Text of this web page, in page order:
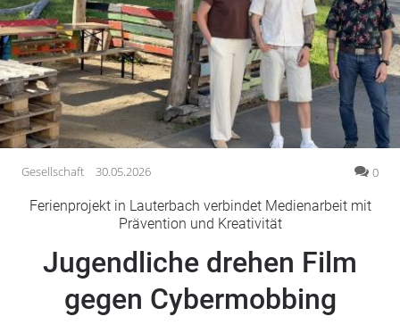
Gesundheit
Kultur
Lifestyle
Wirtschaft
Vogelsberg
Alsfeld
Lauterbach
Romrod
Homberg
Ohm
Schotten
Gesellschaft 30.05.2026 0
Ferienprojekt in Lauterbach verbindet Medienarbeit mit
Prävention und Kreativität
Jugendliche drehen Film
gegen Cybermobbing